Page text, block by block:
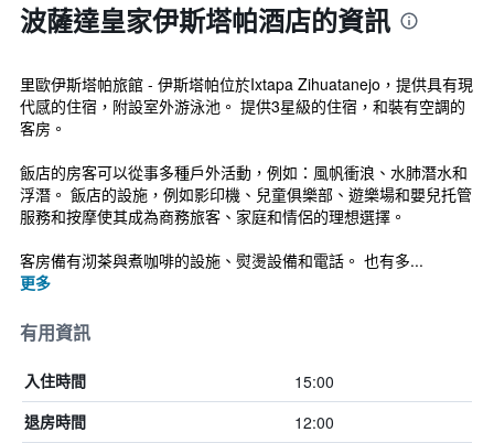
波薩達皇家伊斯塔帕酒店的資訊
里歐伊斯塔帕旅館 - 伊斯塔帕位於Ixtapa Zihuatanejo，提供具有現
代感的住宿，附設室外游泳池。 提供3星級的住宿，和裝有空調的
客房。
飯店的房客可以從事多種戶外活動，例如：風帆衝浪、水肺潛水和
浮潛。 飯店的設施，例如影印機、兒童俱樂部、遊樂場和嬰兒托管
服務和按摩使其成為商務旅客、家庭和情侶的理想選擇。
客房備有沏茶與煮咖啡的設施、熨燙設備和電話。 也有多...
更多
有用資訊
入住時間 15:00
退房時間 12:00